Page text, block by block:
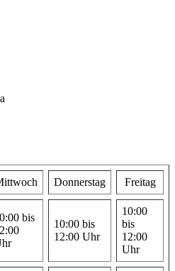
Donnerstag Freitag
bis
10:00 bis
12:00 Uhr
10:00
bis
12:00
Uhr